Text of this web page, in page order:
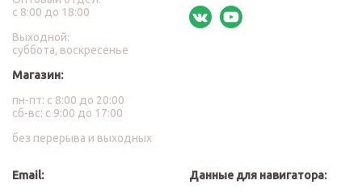
с 8:00 до 18:00
Выходной:
суббота, воскресенье
Магазин:
пн-пт: с 8:00 до 20:00
сб-вс: с 9:00 до 17:00
без перерыва и выходных
Email:
Данные для навигатора: